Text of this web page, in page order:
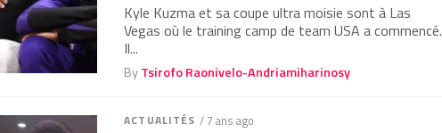
Kyle Kuzma et sa coupe ultra moisie sont à Las
Vegas où le training camp de team USA a commencé.
Il...
ByTsirofo Raonivelo-Andriamiharinosy
ACTUALITÉS / 7 ans ago